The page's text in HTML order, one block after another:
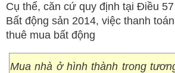
Cụ thể, căn cứ quy định tại Điều
Bất động sản 2014, việc thanh
thuê mua bất động
Mua nhà ở hình thành trong